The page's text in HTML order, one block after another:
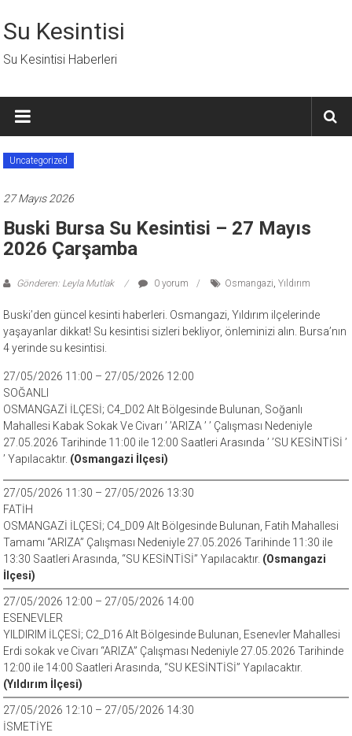
geç
Su Kesintisi
Su Kesintisi Haberleri
Uncategorized
27 Mayıs 2026
Buski Bursa Su Kesintisi – 27 Mayıs
2026 Çarşamba
Gönderen: Leyla Mutlak 0 yorum Osmangazi,Yıldırım
Buski’den güncel kesinti haberleri. Osmangazi, Yıldırım ilçelerinde
yaşayanlar dikkat! Su kesintisi sizleri bekliyor, önleminizi alın. Bursa’nın
4 yerinde su kesintisi.
27/05/2026 11:00 – 27/05/2026 12:00
SOĞANLI
OSMANGAZİ İLÇESİ; C4_D02 Alt Bölgesinde Bulunan, Soğanlı
Mahallesi Kabak Sokak Ve Civarı ’ ’ARIZA ’ ’ Çalışması Nedeniyle
27.05.2026 Tarihinde 11:00 ile 12:00 Saatleri Arasında ’ ’SU KESİNTİSİ ’
’ Yapılacaktır. (Osmangazi İlçesi)
27/05/2026 11:30 – 27/05/2026 13:30
FATİH
OSMANGAZİ İLÇESİ; C4_D09 Alt Bölgesinde Bulunan, Fatih Mahallesi
Tamamı “ARIZA” Çalışması Nedeniyle 27.05.2026 Tarihinde 11:30 ile
13:30 Saatleri Arasında, “SU KESİNTİSİ” Yapılacaktır. (Osmangazi
İlçesi)
27/05/2026 12:00 – 27/05/2026 14:00
ESENEVLER
YILDIRIM İLÇESİ; C2_D16 Alt Bölgesinde Bulunan, Esenevler Mahallesi
Erdi sokak ve Civarı “ARIZA” Çalışması Nedeniyle 27.05.2026 Tarihinde
12:00 ile 14:00 Saatleri Arasında, “SU KESİNTİSİ” Yapılacaktır.
(Yıldırım İlçesi)
27/05/2026 12:10 – 27/05/2026 14:30
İSMETİYE